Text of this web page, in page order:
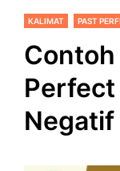
KALIMAT PAST